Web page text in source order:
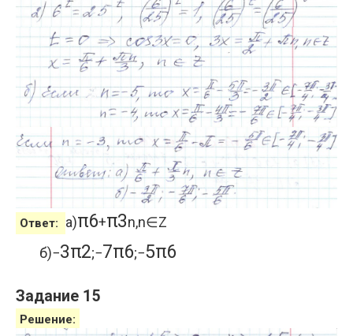
Ответ: а)π6+π3n,n∈Z
б)−3π2;−7π6;−5π6
Задание 15
Решение: